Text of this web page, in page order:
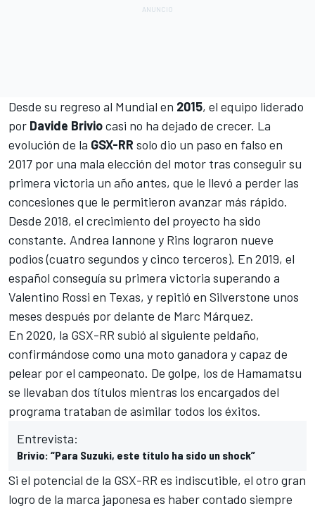
Desde su regreso al Mundial en 2015, el equipo liderado
por Davide Briviocasi no ha dejado de crecer. La
evolución de la GSX-RR solo dio un paso en falso en
2017 por una mala elección del motor tras conseguir su
primera victoria un año antes, que le llevó a perder las
concesiones que le permitieron avanzar más rápido.
Desde 2018, el crecimiento del proyecto ha sido
constante. Andrea Iannone y Rins lograron nueve
podios (cuatro segundos y cinco terceros). En 2019, el
español conseguía su primera victoria superando a
Valentino Rossi en Texas, y repitió en Silverstone unos
meses después por delante de Marc Márquez.
En 2020, la GSX-RR subió al siguiente peldaño,
confirmándose como una moto ganadora y capaz de
pelear por el campeonato. De golpe, los de Hamamatsu
se llevaban dos títulos mientras los encargados del
programa trataban de asimilar todos los éxitos.
Entrevista:
Brivio: “Para Suzuki, este título ha sido un shock”
Si el potencial de la GSX-RR es indiscutible, el otro gran
logro de la marca japonesa es haber contado siempre